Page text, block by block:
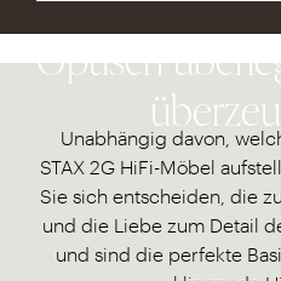
Optisch
Unabhängig davon,
STAX 2G HiFi-Möbel
Sie sich entscheiden, die
und die Liebe zum Detail
und sind die perfekte